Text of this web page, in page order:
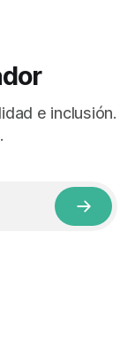
e inclusión.